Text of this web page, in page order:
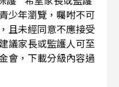
少年瀏覽，囑咐不可
且未經同意不應接受
議家長或監護人可至
會，下載分級內容過